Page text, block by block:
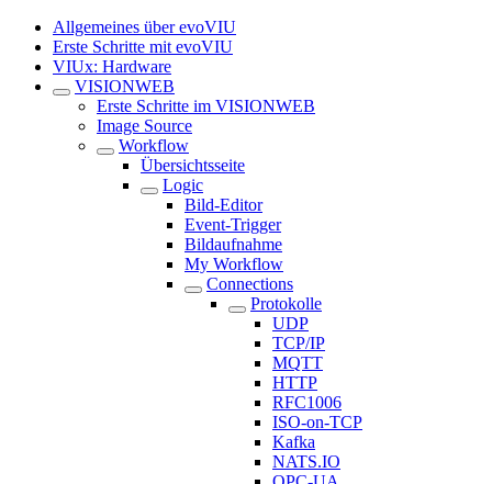
Allgemeines über evoVIU
Erste Schritte mit evoVIU
VIUx: Hardware
VISIONWEB
Erste Schritte im VISIONWEB
Image Source
Workflow
Übersichtsseite
Logic
Bild-Editor
Event-Trigger
Bildaufnahme
My Workflow
Connections
Protokolle
UDP
TCP/IP
MQTT
HTTP
RFC1006
ISO-on-TCP
Kafka
NATS.IO